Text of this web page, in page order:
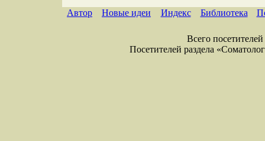
Автор Новые идеи Индекс Библиотека
Всего
Посетителей раздела